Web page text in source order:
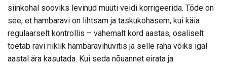
siinkohal sooviks levinud müüti veidi korrigeerida. Tõde on
see, et hambaravi on lihtsam ja taskukohasem, kui käia
regulaarselt kontrollis – vähemalt kord aastas, osaliselt
toetab ravi riiklik hambaravihüvitis ja selle raha võiks igal
aastal ära kasutada. Kui seda nõuannet eirata ja